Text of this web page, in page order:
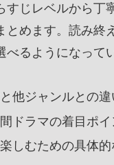
すじレベルから丁
めます。読み終
るようになって
他ジャンルとの違
ドラマの着目ポイ
しむための具体的